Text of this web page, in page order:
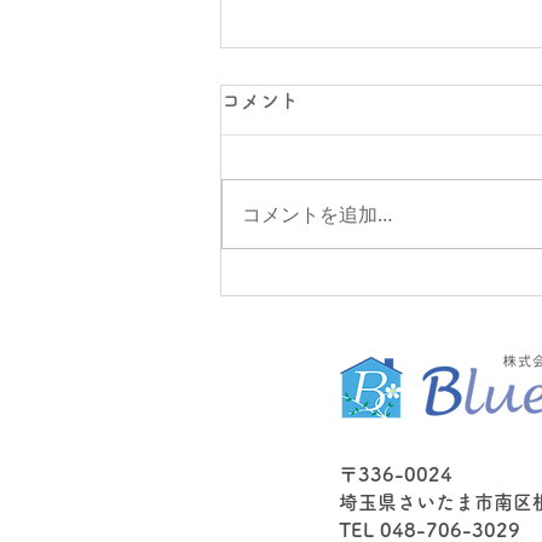
今年第１回目の全体職員研修
コメント
コメントを追加…
〒336-0024
埼玉県さいたま市南
TEL 048-706-3029